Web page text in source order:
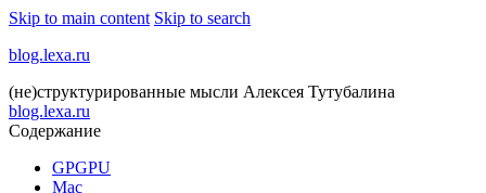
Skip to main content Skip to search
blog.lexa.ru
(не)структурированные мысли Алексея Тутубалина
blog.lexa.ru
Содержание
GPGPU
Mac